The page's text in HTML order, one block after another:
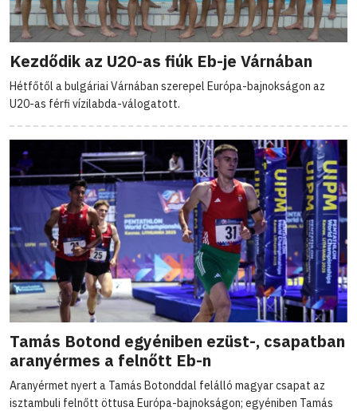
Kezdődik az U20-as fiúk Eb-je Várnában
Hétfőtől a bulgáriai Várnában szerepel Európa-bajnokságon az
U20-as férfi vízilabda-válogatott.
Tamás Botond egyéniben ezüst-, csapatban
aranyérmes a felnőtt Eb-n
Aranyérmet nyert a Tamás Botonddal felálló magyar csapat az
isztambuli felnőtt öttusa Európa-bajnokságon; egyéniben Tamás